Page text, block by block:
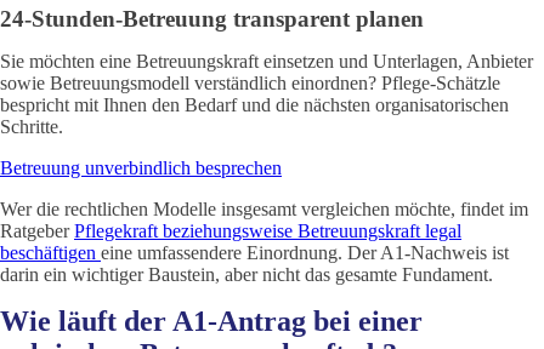
24-Stunden-Betreuung transparent planen
Sie möchten eine Betreuungskraft einsetzen und Unterlagen, Anbieter
sowie Betreuungsmodell verständlich einordnen? Pflege-Schätzle
bespricht mit Ihnen den Bedarf und die nächsten organisatorischen
Schritte.
Betreuung unverbindlich besprechen
Wer die rechtlichen Modelle insgesamt vergleichen möchte, findet im
RatgeberPflegekraft beziehungsweise Betreuungskraft legal
beschäftigen eine umfassendere Einordnung. Der A1-Nachweis ist
darin ein wichtiger Baustein, aber nicht das gesamte Fundament.
Wie läuft der A1-Antrag bei einer